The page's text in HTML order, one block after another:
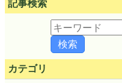
記事検索
カテゴリ